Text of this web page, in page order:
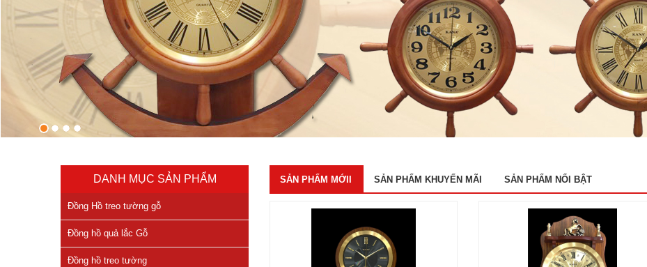
DANH MỤC SẢN PHẨM
Đồng Hồ treo tường gỗ
Đồng hồ quả lắc Gỗ
Đồng hồ treo tường
SẢN PHẨM MỚII SẢN PHẨM KHUYẾN MÃI SẢN PHẨM NỔI BẬT